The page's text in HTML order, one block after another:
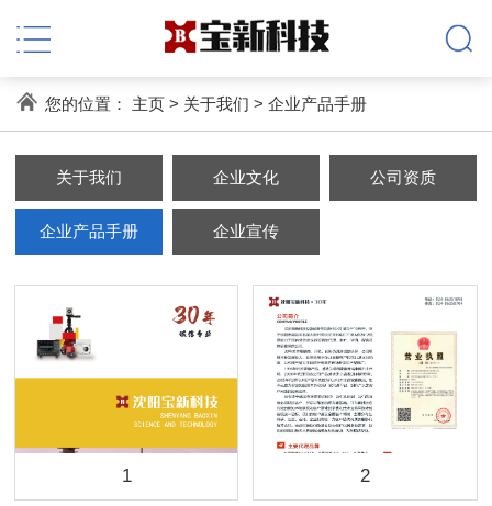
您的位置： 主页> 关于我们 > 企业产品手册
关于我们 企业文化 公司资质
企业产品手册 企业宣传
1 2